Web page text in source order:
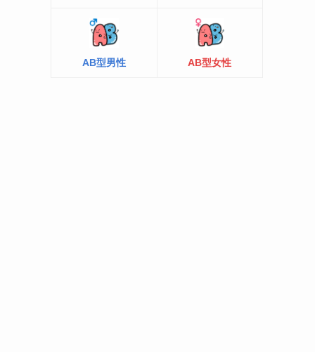
AB型男性 AB型女性